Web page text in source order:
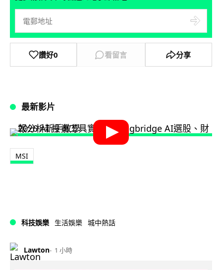
讚好0 看留言 分享
最新影片
MSI
科技娛樂 生活娛樂 城中熱話
Lawton 1 小時